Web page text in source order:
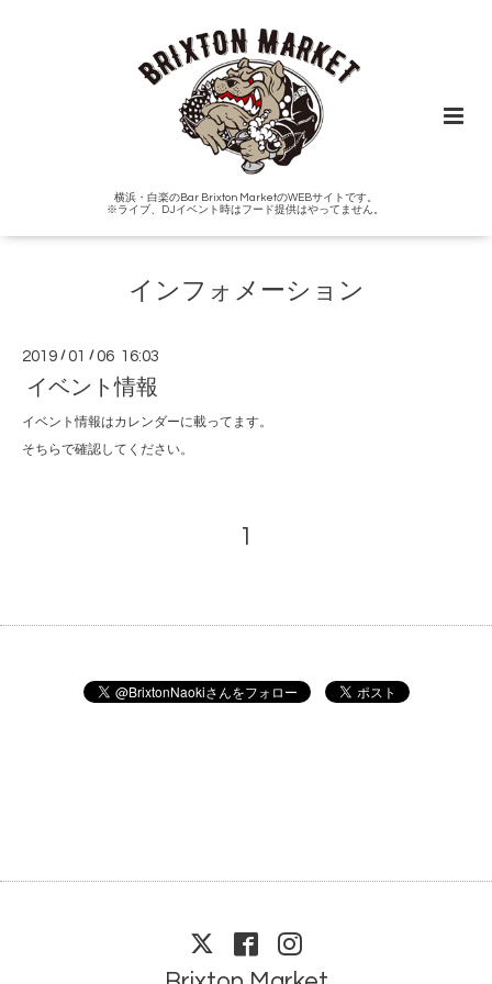
横浜・白楽のBar Brixton MarketのWEBサイトです。
※ライブ、DJイベント時はフード提供はやってません。
インフォメーション
2019 /01 /06 16:03
イベント情報
イベント情報はカレンダーに載ってます。
そちらで確認してください。
1